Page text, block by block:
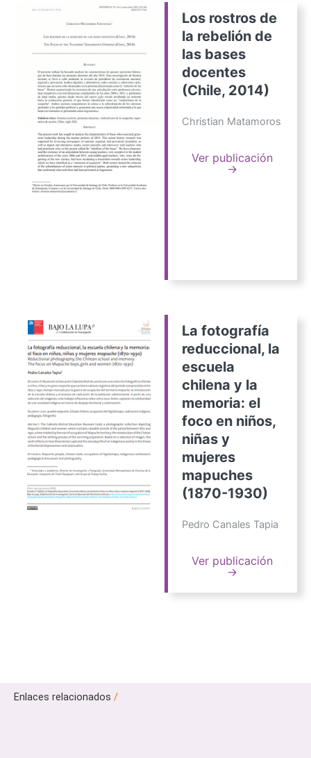
Los rostros de
la rebelión de
las bases
docentes
(Chile, 2014)
Christian Matamoros
Ver publicación
→
La fotografía
reduccional, la
escuela
chilena y la
memoria: el
foco en niños,
niñas y
mujeres
mapuches
(1870-1930)
Pedro Canales Tapia
Ver publicación
→
Enlaces relacionados /